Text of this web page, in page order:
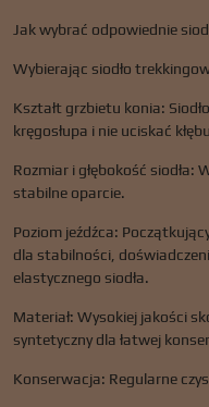
Jak wybrać odpowiednie
Wybierając siodło
Kształt grzbietu konia:
kręgosłupa i nie uciskać
Rozmiar i głębokość siodła:
stabilne oparcie.
Poziom jeźdźca:
dla stabilności,
elastycznego siodła.
Materiał: Wysokiej jakości
syntetyczny dla łatwej
Konserwacja: Regularne